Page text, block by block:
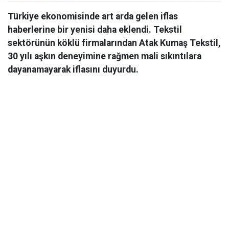
Türkiye ekonomisinde art arda gelen iflas
haberlerine bir yenisi daha eklendi. Tekstil
sektörünün köklü firmalarından Atak Kumaş Tekstil,
30 yılı aşkın deneyimine rağmen mali sıkıntılara
dayanamayarak iflasını duyurdu.